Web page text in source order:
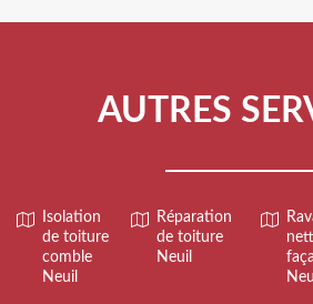
AUTRES
Isolation
de toiture
comble
Neuil
Réparation
de toiture
Neuil